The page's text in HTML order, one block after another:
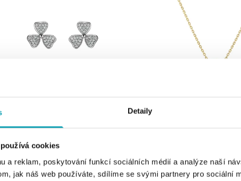
Detaily
cookies
a reklam, poskytování funkcí sociálních médií a analýze naší
jak náš web používáte, sdílíme se svými partnery pro sociální
s diamanty Happy Trefoil Náhrdelník s diamantem Shiny